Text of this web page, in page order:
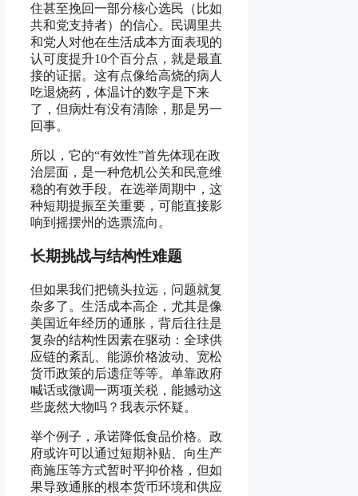
住甚至挽回一部分核心选民（比如
共和党支持者）的信心。民调里共
和党人对他在生活成本方面表现的
认可度提升10个百分点，就是最直
接的证据。这有点像给高烧的病人
吃退烧药，体温计的数字是下来
了，但病灶有没有清除，那是另一
回事。
所以，它的“有效性”首先体现在政
治层面，是一种危机公关和民意维
稳的有效手段。在选举周期中，这
种短期提振至关重要，可能直接影
响到摇摆州的选票流向。
长期挑战与结构性难题
但如果我们把镜头拉远，问题就复
杂多了。生活成本高企，尤其是像
美国近年经历的通胀，背后往往是
复杂的结构性因素在驱动：全球供
应链的紊乱、能源价格波动、宽松
货币政策的后遗症等等。单靠政府
喊话或微调一两项关税，能撼动这
些庞然大物吗？我表示怀疑。
举个例子，承诺降低食品价格。政
府或许可以通过短期补贴、向生产
商施压等方式暂时平抑价格，但如
果导致通胀的根本货币环境和供应